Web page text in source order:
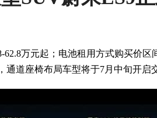
万元起；电池租用方式购买价区
道座椅布局车型将于7月中旬开启